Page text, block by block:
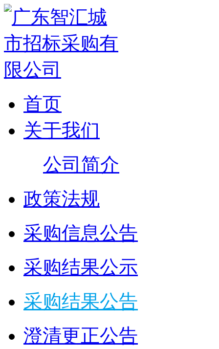
首页
关于我们
公司简介
政策法规
采购信息公告
采购结果公示
采购结果公告
澄清更正公告